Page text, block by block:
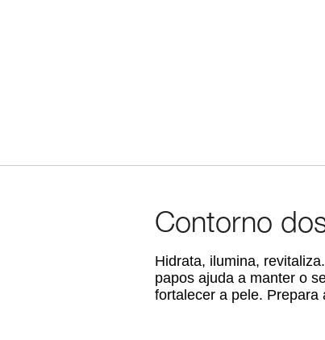
Contorno
Hidrata, ilumina,
papos ajuda a manter o
fortalecer a pele. Prepara